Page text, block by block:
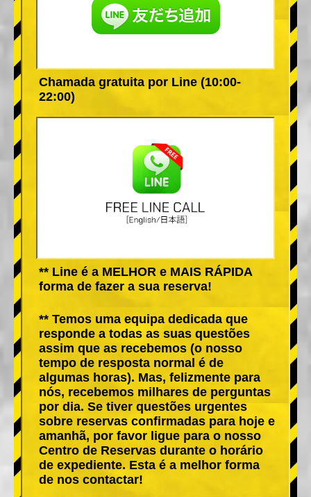
Chamada gratuita por Line (10:00-
22:00)
** Line é a MELHOR e MAIS RÁPIDA
forma de fazer a sua reserva!
** Temos uma equipa dedicada que
responde a todas as suas questões
assim que as recebemos (o nosso
tempo de resposta normal é de
algumas horas). Mas, felizmente para
nós, recebemos milhares de perguntas
por dia. Se tiver questões urgentes
sobre reservas confirmadas para hoje e
amanhã, por favor ligue para o nosso
Centro de Reservas durante o horário
de expediente. Esta é a melhor forma
de nos contactar!